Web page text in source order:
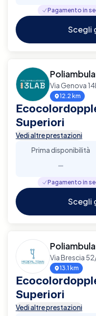
Pagamento in
Scegli
Via Genova
12.2 km
Superiori
Vedi altre prestazioni
Prima disponibilità
-
Pagamento in
Scegli
Via Brescia
13.1 km
Superiori
Vedi altre prestazioni